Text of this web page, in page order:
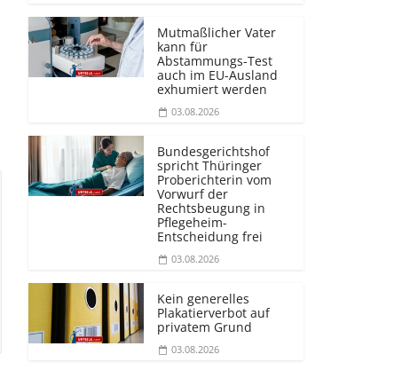
Mutmaßlicher Vater
kann für
Abstammungs-Test
auch im EU-Ausland
exhumiert werden
03.08.2026
Bundesgerichtshof
spricht Thüringer
Proberichterin vom
Vorwurf der
Rechtsbeugung in
Pflegeheim-
Entscheidung frei
03.08.2026
Kein generelles
Plakatierverbot auf
privatem Grund
03.08.2026